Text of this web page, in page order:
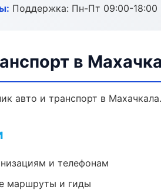
Поддержка: Пн-Пт 09:00-18:00
в
авто и транспорт в
и телефонам
маршруты и гиды